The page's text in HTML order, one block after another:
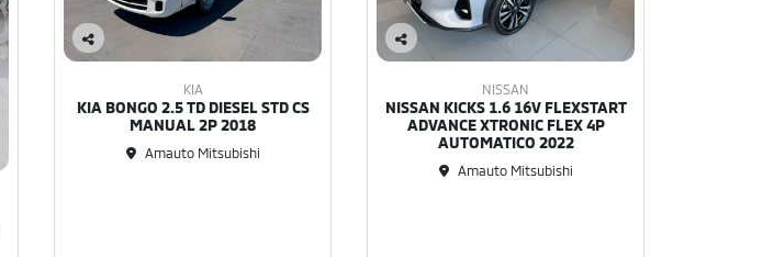
Co
ilh
KIA
KIA BONGO 2.5 TD DIESEL STD CS
MANUAL 2P 2018
Amauto Mitsubishi
Co
ilh
NISSAN
NISSAN KICKS 1.6 16V FLEXSTART
ADVANCE XTRONIC FLEX 4P
AUTOMATICO 2022
Amauto Mitsubishi